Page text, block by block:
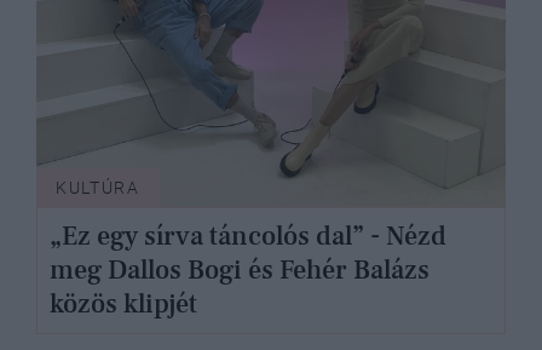
KULTÚRA
„Ez egy sírva táncolós dal” - Nézd
meg Dallos Bogi és Fehér Balázs
közös klipjét